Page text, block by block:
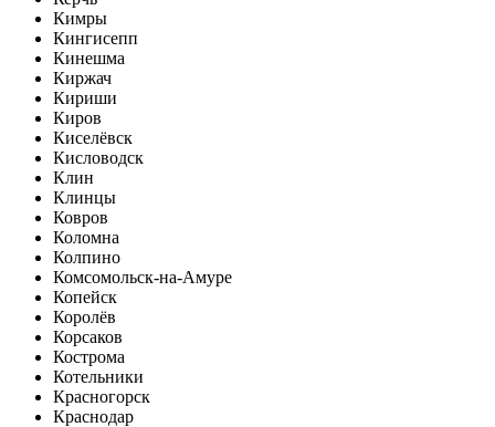
Кимры
Кингисепп
Кинешма
Киржач
Кириши
Киров
Киселёвск
Кисловодск
Клин
Клинцы
Ковров
Коломна
Колпино
Комсомольск-на-Амуре
Копейск
Королёв
Корсаков
Кострома
Котельники
Красногорск
Краснодар